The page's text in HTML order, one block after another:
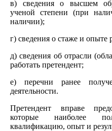
в) сведения о высшем
ученой степени (при
наличии);
г) сведения о стаже и опыте
д) сведения об отрасли
работать претендент;
е) перечни ранее
деятельности.
Претендент вправе
которые наиболее
квалификацию, опыт и